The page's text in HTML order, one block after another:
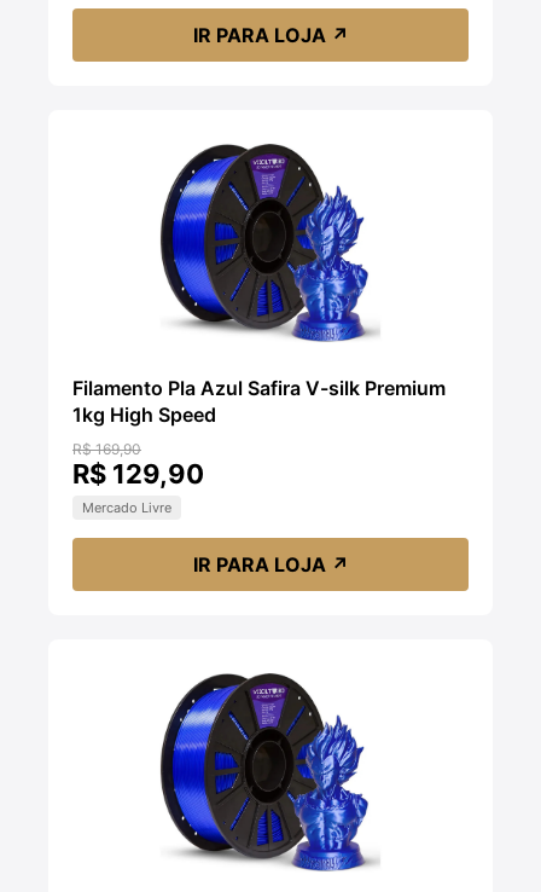
IR PARA LOJA ↗
Filamento Pla Azul Safira V-silk Premium
1kg High Speed
R$ 169,90
R$ 129,90
Mercado Livre
IR PARA LOJA ↗